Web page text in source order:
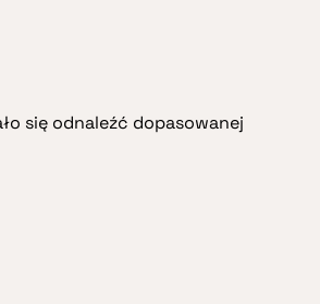
się odnaleźć dopasowanej